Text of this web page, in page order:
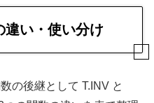
違い・使い分け
の後継として T.INV と